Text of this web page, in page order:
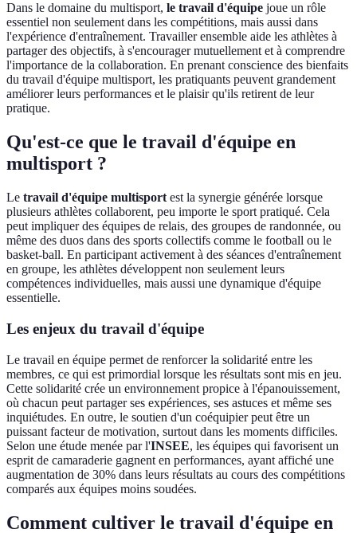
Dans le domaine du multisport, le travail d'équipe joue un rôle
essentiel non seulement dans les compétitions, mais aussi dans
l'expérience d'entraînement. Travailler ensemble aide les athlètes à
partager des objectifs, à s'encourager mutuellement et à comprendre
l'importance de la collaboration. En prenant conscience des bienfaits
du travail d'équipe multisport, les pratiquants peuvent grandement
améliorer leurs performances et le plaisir qu'ils retirent de leur
pratique.
Qu'est-ce que le travail d'équipe en
multisport ?
Le travail d'équipe multisport est la synergie générée lorsque
plusieurs athlètes collaborent, peu importe le sport pratiqué. Cela
peut impliquer des équipes de relais, des groupes de randonnée, ou
même des duos dans des sports collectifs comme le football ou le
basket-ball. En participant activement à des séances d'entraînement
en groupe, les athlètes développent non seulement leurs
compétences individuelles, mais aussi une dynamique d'équipe
essentielle.
Les enjeux du travail d'équipe
Le travail en équipe permet de renforcer la solidarité entre les
membres, ce qui est primordial lorsque les résultats sont mis en jeu.
Cette solidarité crée un environnement propice à l'épanouissement,
où chacun peut partager ses expériences, ses astuces et même ses
inquiétudes. En outre, le soutien d'un coéquipier peut être un
puissant facteur de motivation, surtout dans les moments difficiles.
Selon une étude menée par l'INSEE, les équipes qui favorisent un
esprit de camaraderie gagnent en performances, ayant affiché une
augmentation de 30% dans leurs résultats au cours des compétitions
comparés aux équipes moins soudées.
Comment cultiver le travail d'équipe en